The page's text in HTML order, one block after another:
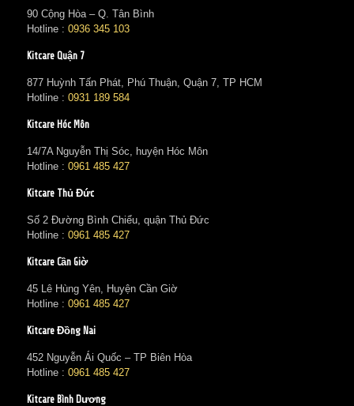
90 Cộng Hòa – Q. Tân Bình
Hotline : 0936 345 103
Kitcare Quận 7
877 Huỳnh Tấn Phát, Phú Thuận, Quận 7, TP HCM
Hotline : 0931 189 584
Kitcare Hóc Môn
14/7A Nguyễn Thị Sóc, huyện Hóc Môn
Hotline : 0961 485 427
Kitcare Thủ Đức
Số 2 Đường Bình Chiểu, quận Thủ Đức
Hotline : 0961 485 427
Kitcare Cần Giờ
45 Lê Hùng Yên, Huyện Cần Giờ
Hotline : 0961 485 427
Kitcare Đồng Nai
452 Nguyễn Ái Quốc – TP Biên Hòa
Hotline : 0961 485 427
Kitcare Bình Dương